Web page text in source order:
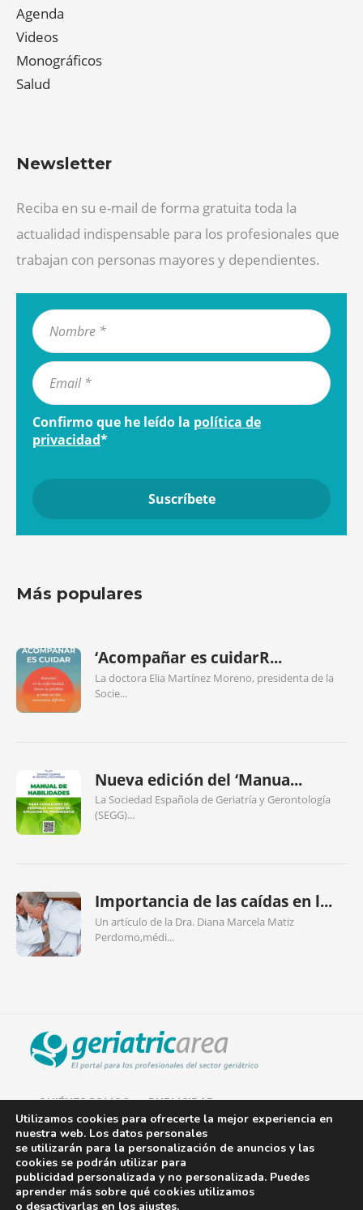
Agenda
Videos
Monográficos
Salud
Newsletter
Reciba en su e-mail de forma gratuita toda la
actualidad indispensable para los profesionales que
trabajan con personas mayores y dependientes.
Confirmo que he leído la política de
privacidad*
Más populares
‘Acompañar es cuidarR...
La doctora Elia Martínez Moreno, presidenta de la
Socie...
Nueva edición del ‘Manua...
La Sociedad Española de Geriatría y Gerontología
(SEGG)...
Importancia de las caídas en l...
Un artículo de la Dra. Diana Marcela Matiz
Perdomo,médi...
QUIÉNES SOMOS PUBLICIDAD
AVISO LEGAL
POLÍTICA DE COOKIES
POLÍTICA DE PRIVACIDAD
Utilizamos cookies para ofrecerte la mejor experiencia en
nuestra web. Los datos personales
se utilizarán para la personalización de anuncios y las
cookies se podrán utilizar para
publicidad personalizada y no personalizada. Puedes
aprender más sobre qué cookies utilizamos
o desactivarlas en los ajustes.